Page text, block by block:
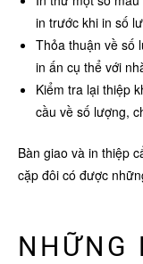
in trước khi in số
Thỏa thuận về số
in ấn cụ thể với
Kiểm tra lại thiệp
cầu về số lượng,
Bàn giao và in thiệp
cặp đôi có được
NHỮNG